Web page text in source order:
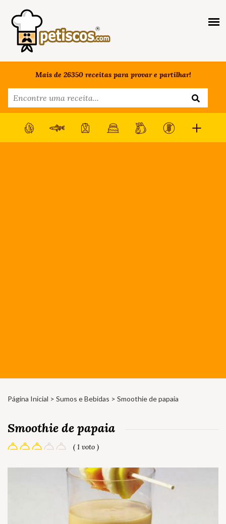
Mais de 26350 receitas para provar e partilhar!
Página Inicial > Sumos e Bebidas > Smoothie de papaia
Smoothie de papaia
( 1 voto )